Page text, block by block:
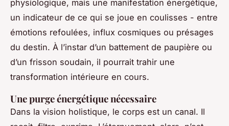
physiologique, mais une manifestation énergétique,
un indicateur de ce qui se joue en coulisses - entre
émotions refoulées, influx cosmiques ou présages
du destin. À l’instar d’un battement de paupière ou
d’un frisson soudain, il pourrait trahir une
transformation intérieure en cours.
Une purge énergétique nécessaire
Dans la vision holistique, le corps est un canal. Il